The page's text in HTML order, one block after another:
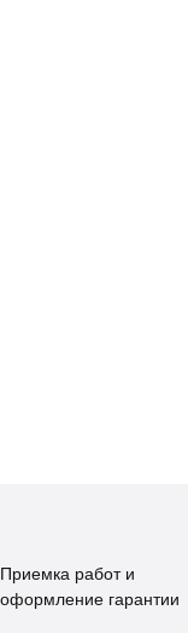
Приемка работ и
оформление гарантии